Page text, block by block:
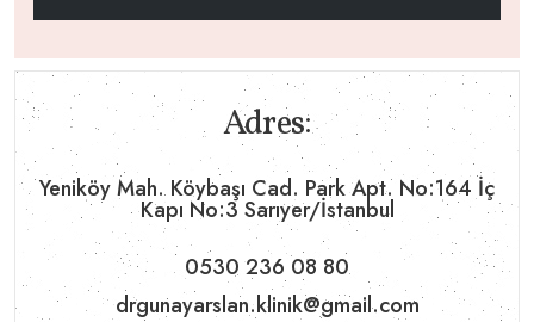
Adres:
Yeniköy Mah. Köybaşı Cad. Park Apt. No:164 İç
Kapı No:3 Sarıyer/İstanbul
0530 236 08 80
drgunayarslan.klinik@gmail.com